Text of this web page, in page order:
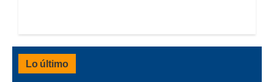
Lo último